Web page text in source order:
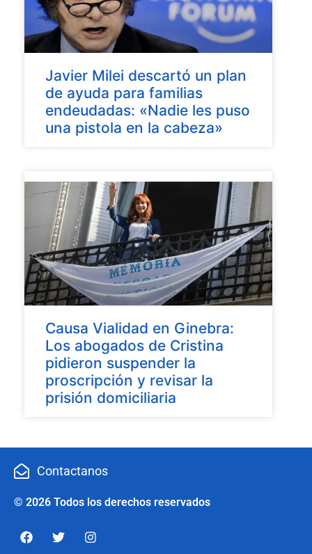
Javier Milei descartó un plan
de ayuda para familias
endeudadas: «Nadie les puso
una pistola en la cabeza»
Causa Vialidad en Ginebra:
Los abogados de Cristina
pidieron suspender la
proscripción y revisar la
prisión domiciliaria
Contactanos
© 2026 Todos los derechos reservados